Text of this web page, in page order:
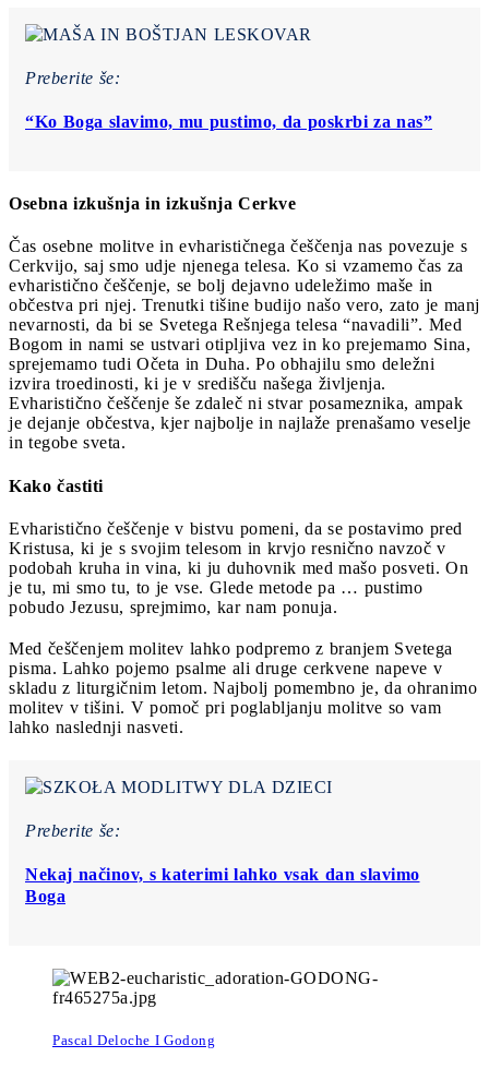
Preberite še:
“Ko Boga slavimo, mu pustimo, da poskrbi za nas”
Osebna izkušnja in izkušnja Cerkve
Čas osebne molitve in evharističnega češčenja nas povezuje s
Cerkvijo, saj smo udje njenega telesa. Ko si vzamemo čas za
evharistično češčenje, se bolj dejavno udeležimo maše in
občestva pri njej. Trenutki tišine budijo našo vero, zato je manj
nevarnosti, da bi se Svetega Rešnjega telesa “navadili”. Med
Bogom in nami se ustvari otipljiva vez in ko prejemamo Sina,
sprejemamo tudi Očeta in Duha. Po obhajilu smo deležni
izvira troedinosti, ki je v središču našega življenja.
Evharistično češčenje še zdaleč ni stvar posameznika, ampak
je dejanje občestva, kjer najbolje in najlaže prenašamo veselje
in tegobe sveta.
Kako častiti
Evharistično češčenje v bistvu pomeni, da se postavimo pred
Kristusa, ki je s svojim telesom in krvjo resnično navzoč v
podobah kruha in vina, ki ju duhovnik med mašo posveti. On
je tu, mi smo tu, to je vse. Glede metode pa … pustimo
pobudo Jezusu, sprejmimo, kar nam ponuja.
Med češčenjem molitev lahko podpremo z branjem Svetega
pisma. Lahko pojemo psalme ali druge cerkvene napeve v
skladu z liturgičnim letom. Najbolj pomembno je, da ohranimo
molitev v tišini. V pomoč pri poglabljanju molitve so vam
lahko naslednji nasveti.
Preberite še:
Nekaj načinov, s katerimi lahko vsak dan slavimo
Boga
Pascal Deloche I Godong